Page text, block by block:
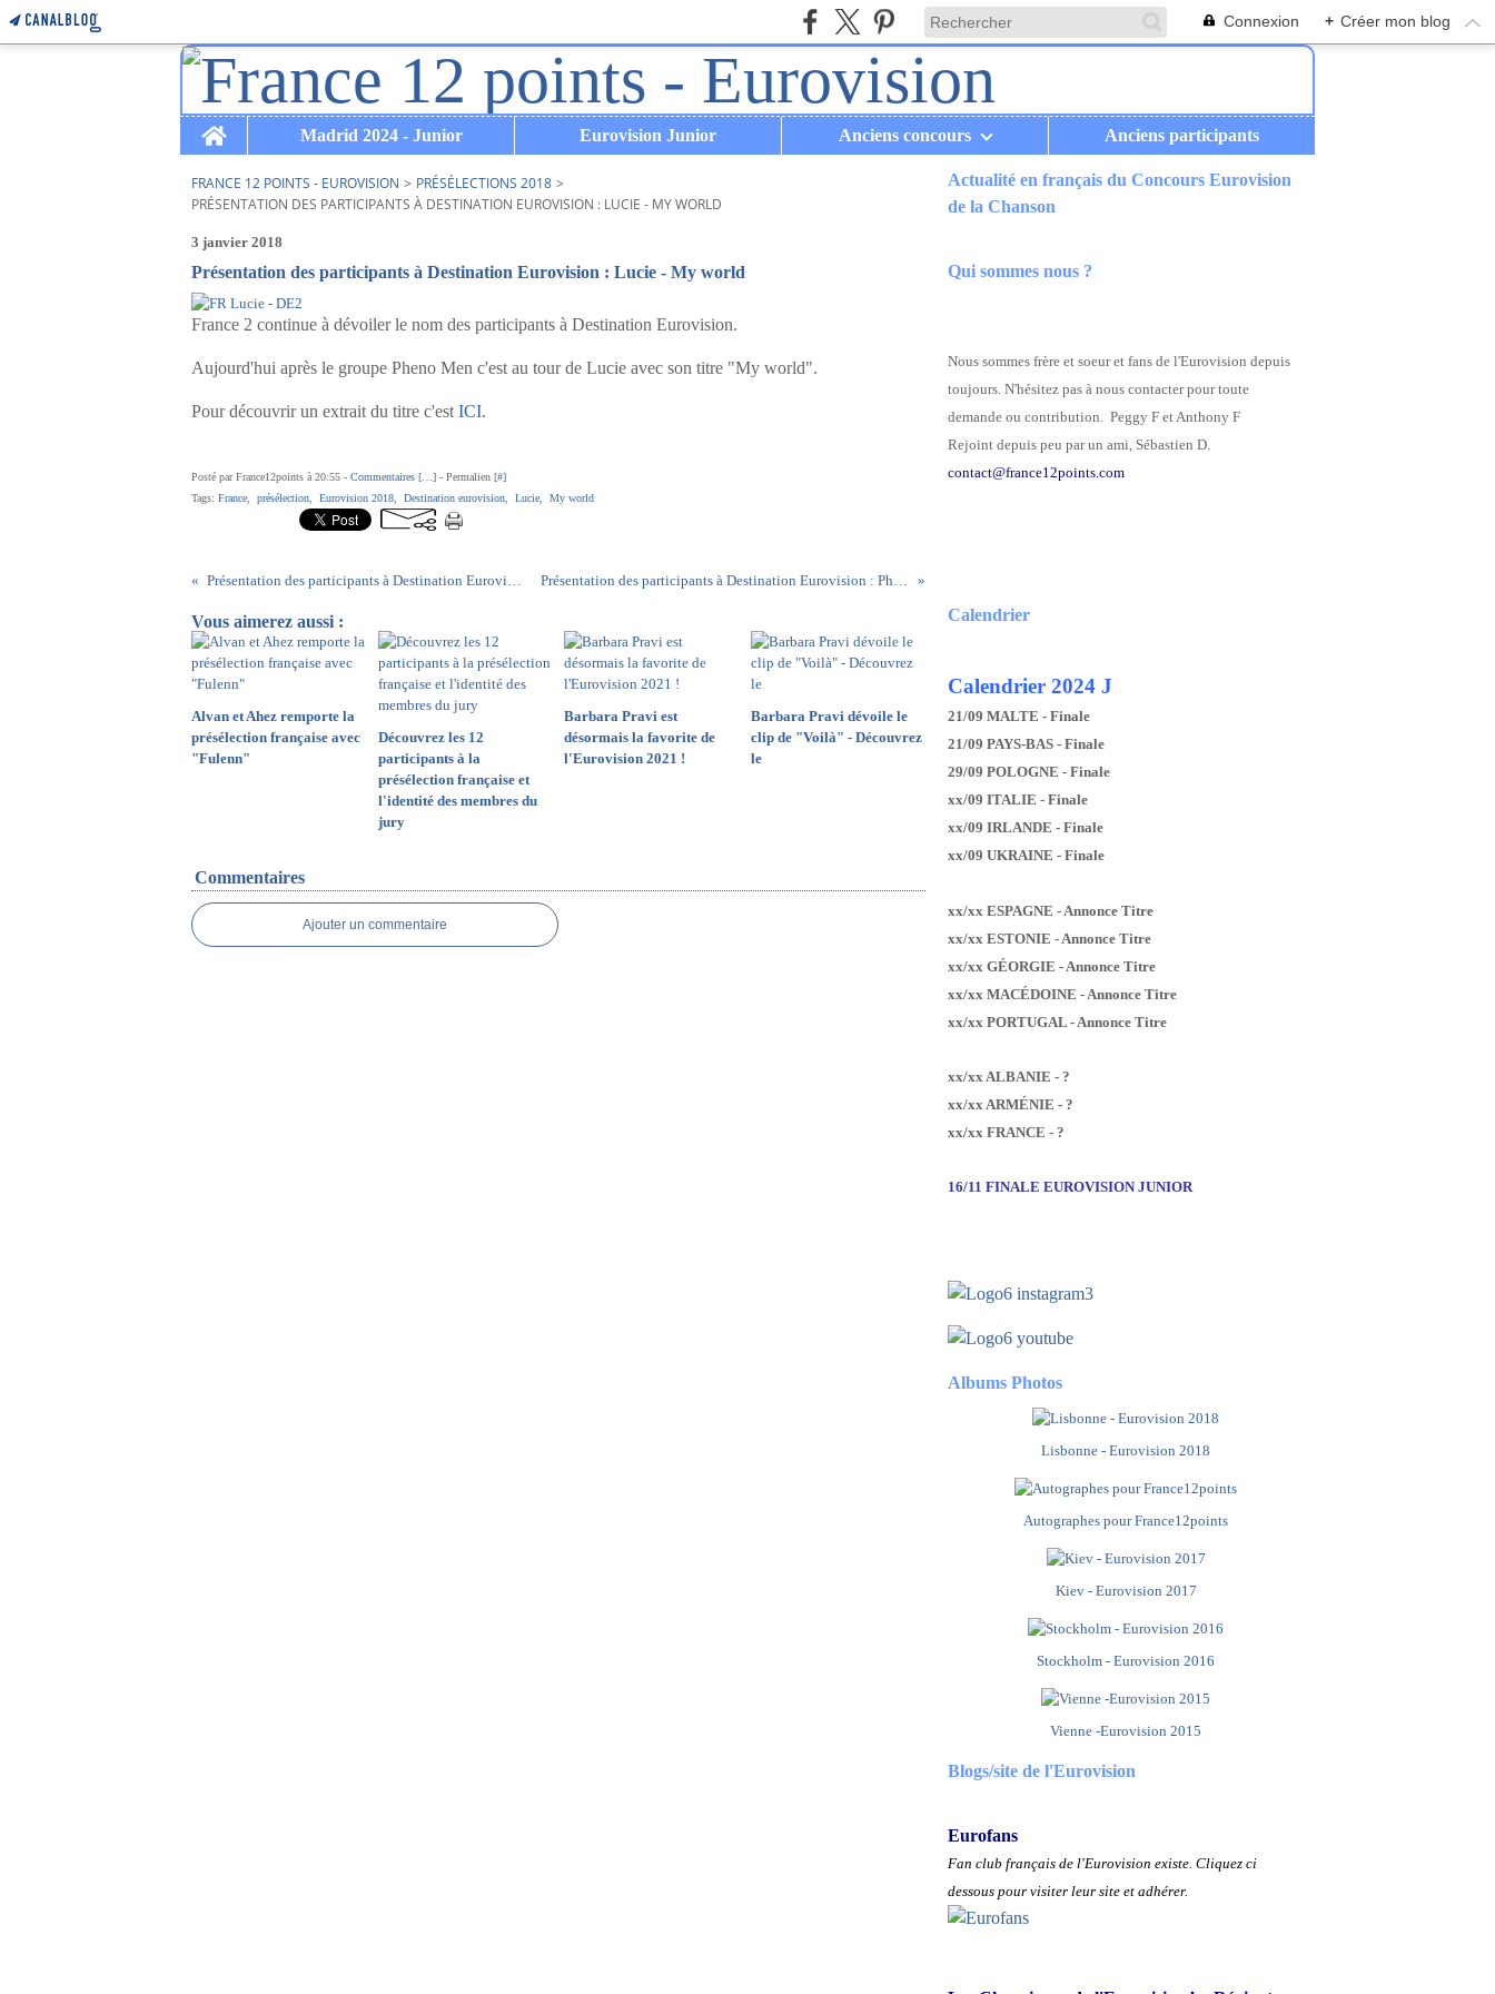
Connexion + Créer mon blog
Home
Madrid 2024 - Junior Eurovision Junior Anciens concours Anciens participants
FRANCE 12 POINTS - EUROVISION > PRÉSÉLECTIONS 2018 >
PRÉSENTATION DES PARTICIPANTS À DESTINATION EUROVISION : LUCIE - MY WORLD
3 janvier 2018
Présentation des participants à Destination Eurovision : Lucie - My world
France 2 continue à dévoiler le nom des participants à Destination Eurovision.
Aujourd'hui après le groupe Pheno Men c'est au tour de Lucie avec son titre "My world".
Pour découvrir un extrait du titre c'est ICI.
Posté par France12points à 20:55 - Commentaires [ ] - Permalien [#]
Tags: France présélection Eurovision 2018 Destination eurovision Lucie My world
Présentation des participants à Destination Eurovision : Sweem - Là-haut Présentation des participants à Destination Eurovision : Pheno Men - Jamais sans toi
Vous aimerez aussi :
Alvan et Ahez remporte la
présélection française avec
"Fulenn"
Découvrez les 12
participants à la
présélection française et
l'identité des membres du
jury
Barbara Pravi est
désormais la favorite de
l'Eurovision 2021 !
Barbara Pravi dévoile le
clip de "Voilà" - Découvrez
le
Commentaires
Ajouter un commentaire
Actualité en français du Concours Eurovision
de la Chanson
Qui sommes nous ?
Nous sommes frère et soeur et fans de l'Eurovision depuis
toujours. N'hésitez pas à nous contacter pour toute
demande ou contribution. Peggy F et Anthony F
Rejoint depuis peu par un ami, Sébastien D.
contact@france12points.com
Calendrier
Calendrier 2024 J
21/09 MALTE - Finale
21/09 PAYS-BAS - Finale
29/09 POLOGNE - Finale
xx/09 ITALIE - Finale
xx/09 IRLANDE - Finale
xx/09 UKRAINE - Finale
xx/xx ESPAGNE - Annonce Titre
xx/xx ESTONIE - Annonce Titre
xx/xx GÉORGIE - Annonce Titre
xx/xx MACÉDOINE - Annonce Titre
xx/xx PORTUGAL - Annonce Titre
xx/xx ALBANIE - ?
xx/xx ARMÉNIE - ?
xx/xx FRANCE - ?
16/11 FINALE EUROVISION JUNIOR
Albums Photos
Lisbonne - Eurovision 2018
Autographes pour France12points
Kiev - Eurovision 2017
Stockholm - Eurovision 2016
Vienne -Eurovision 2015
Blogs/site de l'Eurovision
Eurofans
Fan club français de l'Eurovision existe. Cliquez ci
dessous pour visiter leur site et adhérer.